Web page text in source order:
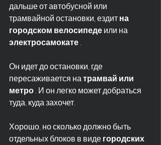
дальше от автобусной или
трамвайной остановки, ездит на
городском велосипеде или на
электросамокате .
Он идет до остановки, где
пересаживается на трамвай или
метро . И он легко может добраться
туда, куда захочет.
Хорошо, но сколько должно быть
отдельных блоков в виде городских